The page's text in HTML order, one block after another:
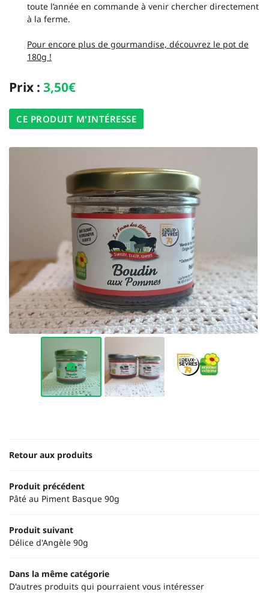
ÉLEVAGE
PRODUITS
AVIS
CONTACT
Une
06 20 62 89
En cochant cette case, vous consentez à recevoir nos propositions commerciales à
l'adresse email indiqué ci-dessus. Vous pouvez vous désinscrire à tout moment en
utilisant
toute l’année en commande à venir chercher directement
à la ferme.
Pour encore plus de gourmandise, découvrez le pot de
180g !
Prix : 3,50€
CE PRODUIT M'INTÉRESSE
Retour aux produits
Produit précédent
Pâté au Piment Basque 90g
Produit suivant
Délice d'Angèle 90g
Dans la même catégorie
D'autres produits qui pourraient vous intéresser